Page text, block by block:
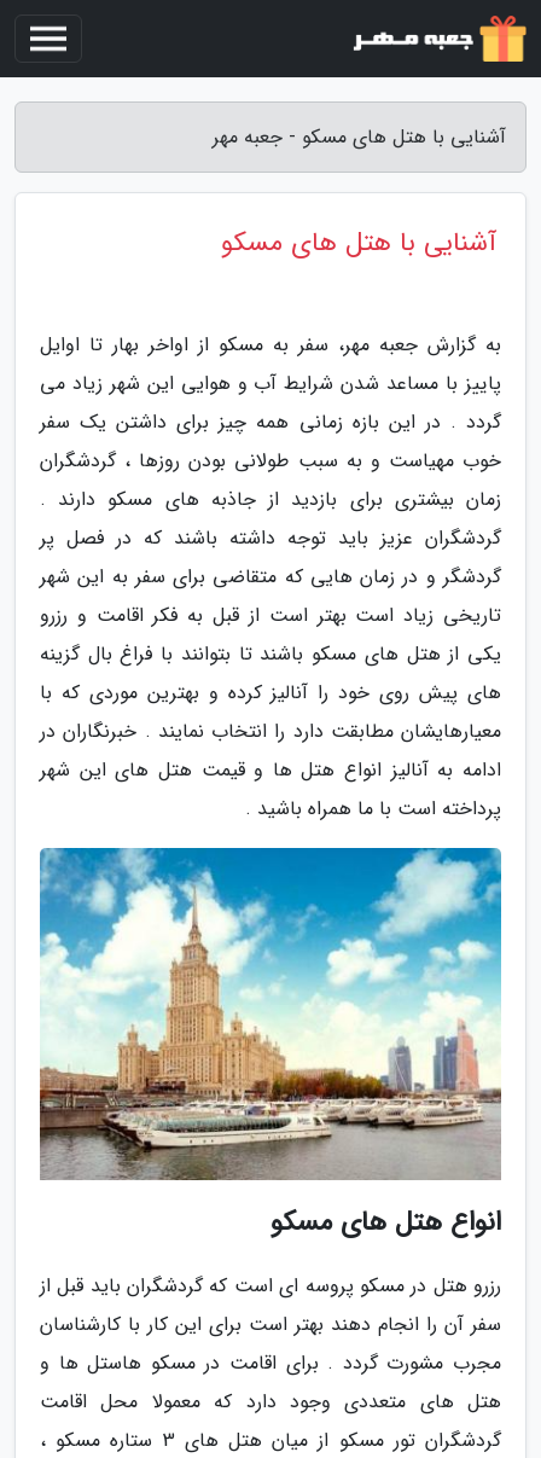
آشنایی با هتل های مسکو - جعبه مهر
آشنایی با هتل های مسکو
به گزارش جعبه مهر، سفر به مسکو از اواخر بهار تا اوایل
پاییز با مساعد شدن شرایط آب و هوایی این شهر زیاد می
گردد . در این بازه زمانی همه چیز برای داشتن یک سفر
خوب مهیاست و به سبب طولانی بودن روزها ، گردشگران
زمان بیشتری برای بازدید از جاذبه های مسکو دارند .
گردشگران عزیز باید توجه داشته باشند که در فصل پر
گردشگر و در زمان هایی که متقاضی برای سفر به این شهر
تاریخی زیاد است بهتر است از قبل به فکر اقامت و رزرو
یکی از هتل های مسکو باشند تا بتوانند با فراغ بال گزینه
های پیش روی خود را آنالیز کرده و بهترین موردی که با
معیارهایشان مطابقت دارد را انتخاب نمایند . خبرنگاران در
ادامه به آنالیز انواع هتل ها و قیمت هتل های این شهر
پرداخته است با ما همراه باشید .
انواع هتل های مسکو
رزرو هتل در مسکو پروسه ای است که گردشگران باید قبل از
سفر آن را انجام دهند بهتر است برای این کار با کارشناسان
مجرب مشورت گردد . برای اقامت در مسکو هاستل ها و
هتل های متعددی وجود دارد که معمولا محل اقامت
گردشگران تور مسکو از میان هتل های 3 ستاره مسکو ،